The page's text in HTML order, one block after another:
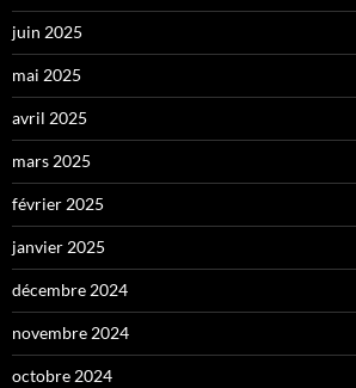
juin 2025
mai 2025
avril 2025
mars 2025
février 2025
janvier 2025
décembre 2024
novembre 2024
octobre 2024